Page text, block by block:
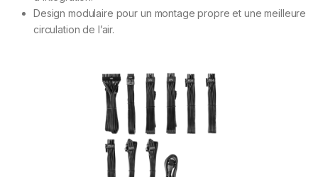
Design modulaire pour un montage propre et une meilleure
circulation de l’air.